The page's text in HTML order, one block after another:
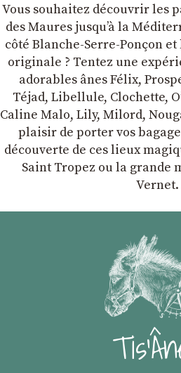
Vous souhaitez découvrir les
des Maures jusqu’à la
côté Blanche-Serre-Ponçon
originale ? Tentez une
adorables ânes Félix,
Téjad, Libellule, Clochette,
Caline Malo, Lily, Milord,
plaisir de porter vos
découverte de ces lieux
Saint Tropez ou la grande
Vernet.